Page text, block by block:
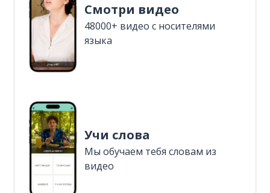
Смотри видео
48000+ видео с носителями
языка
Учи слова
Мы обучаем тебя словам из
видео